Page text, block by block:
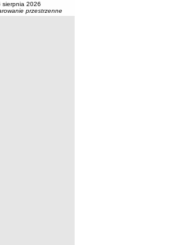
sierpnia 2026
przestrzenne